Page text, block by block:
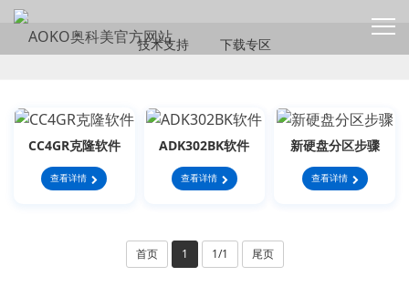
SERVICE
技术支持 下载专区
CC4GR克隆软件
查看详情
ADK302BK软件
查看详情
新硬盘分区步骤
查看详情
首页 1 1/1 尾页